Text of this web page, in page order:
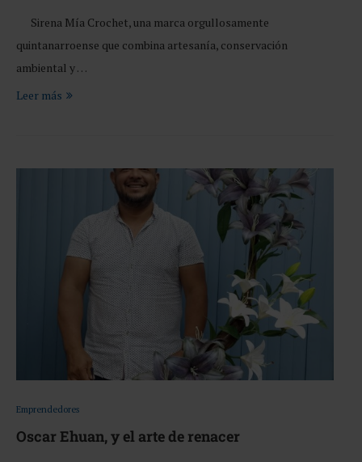
Sirena Mía Crochet, una marca orgullosamente
quintanarroense que combina artesanía, conservación
ambiental y …
Leer más
Emprendedores
Oscar Ehuan, y el arte de renacer